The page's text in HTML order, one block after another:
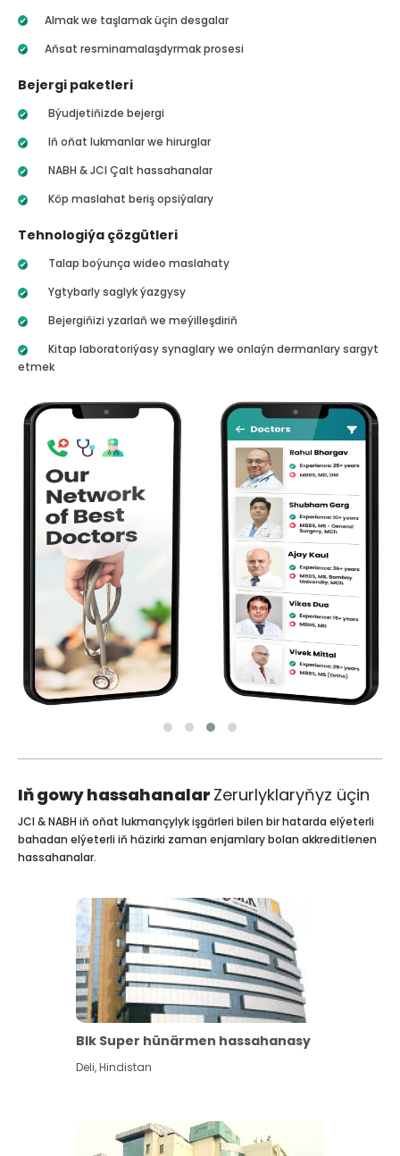
Almak we taşlamak üçin desgalar
Aňsat resminamalaşdyrmak prosesi
Bejergi paketleri
Býudjetiňizde bejergi
Iň oňat lukmanlar we hirurglar
NABH & JCI Çalt hassahanalar
Köp maslahat beriş opsiýalary
Tehnologiýa çözgütleri
Talap boýunça wideo maslahaty
Ygtybarly saglyk ýazgysy
Bejergiňizi yzarlaň we meýilleşdiriň
Kitap laboratoriýasy synaglary we onlaýn dermanlary sargyt
etmek
Iň gowy hassahanalar Zerurlyklaryňyz üçin
JCI & NABH iň oňat lukmançylyk işgärleri bilen bir hatarda elýeterli
bahadan elýeterli iň häzirki zaman enjamlary bolan akkreditlenen
hassahanalar.
Blk Super hünärmen hassahanasy
Deli,Hindistan